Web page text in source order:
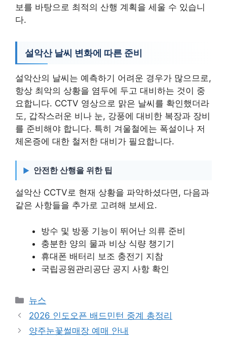
보를 바탕으로 최적의 산행 계획을 세울 수 있습니
다.
설악산 날씨 변화에 따른 준비
설악산의 날씨는 예측하기 어려운 경우가 많으므로,
항상 최악의 상황을 염두에 두고 대비하는 것이 중
요합니다. CCTV 영상으로 맑은 날씨를 확인했더라
도, 갑작스러운 비나 눈, 강풍에 대비한 복장과 장비
를 준비해야 합니다. 특히 겨울철에는 폭설이나 저
체온증에 대한 철저한 대비가 필요합니다.
안전한 산행을 위한 팁
설악산 CCTV로 현재 상황을 파악하셨다면, 다음과
같은 사항들을 추가로 고려해 보세요.
방수 및 방풍 기능이 뛰어난 의류 준비
충분한 양의 물과 비상 식량 챙기기
휴대폰 배터리 보조 충전기 지참
국립공원관리공단 공지 사항 확인
카
테
리
뉴스
2026 인도오픈 배드민턴 중계 총정리
양주눈꽃썰매장 예매 안내